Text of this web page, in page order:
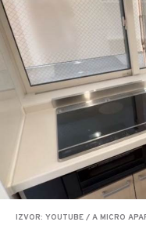
IZVOR: YOUTUBE / A MICRO